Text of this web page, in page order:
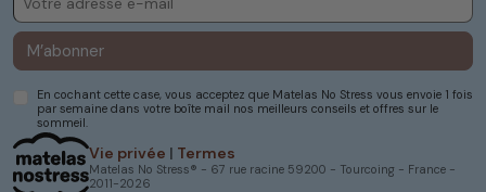
Vie privée | Termes
Matelas No Stress® - 67 rue racine 59200 - Tourcoing - France -
2011-2026
M’abonner
En cochant cette case, vous acceptez que Matelas No Stress vous envoie 1 fois
par semaine dans votre boîte mail nos meilleurs conseils et offres sur le
sommeil.